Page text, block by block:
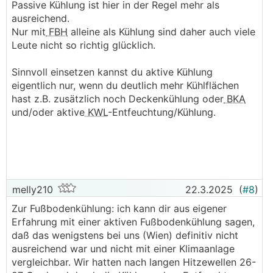
Passive Kühlung ist hier in der Regel mehr als
ausreichend.
Nur mit FBH alleine als Kühlung sind daher auch viele
Leute nicht so richtig glücklich.
Sinnvoll einsetzen kannst du aktive Kühlung
eigentlich nur, wenn du deutlich mehr Kühlflächen
hast z.B. zusätzlich noch Deckenkühlung oder BKA
und/oder aktive KWL-Entfeuchtung/Kühlung.
melly210 22.3.2025 (#8)
Zur Fußbodenkühlung: ich kann dir aus eigener
Erfahrung mit einer aktiven Fußbodenkühlung sagen,
daß das wenigstens bei uns (Wien) definitiv nicht
ausreichend war und nicht mit einer Klimaanlage
vergleichbar. Wir hatten nach langen Hitzewellen 26-